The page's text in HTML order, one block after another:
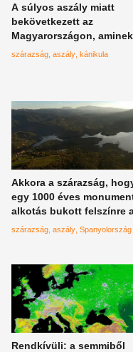
A súlyos aszály miatt
bekövetkezett az
Magyarországon, aminek
csak később kellett volna
szárazság aszály kánikula
Akkora a szárazság,
egy 1000 éves
alkotás bukott felszínre
alól Spanyolországban,
szárazság aszály Spanyolország
Rendkívüli: a semmiből